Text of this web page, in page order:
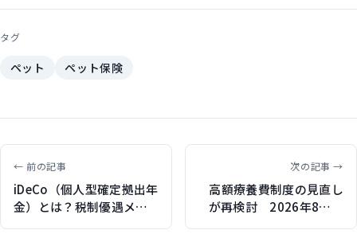
タグ
ペット ペット保険
← 前の記事
iDeCo（個人型確定拠出年
金）とは？税制優遇メリ
ットや注意点の基本を解
次の記事 →
高額療養費制度の見直し
が再検討 2026年8月に
所得区分の細分化や年間